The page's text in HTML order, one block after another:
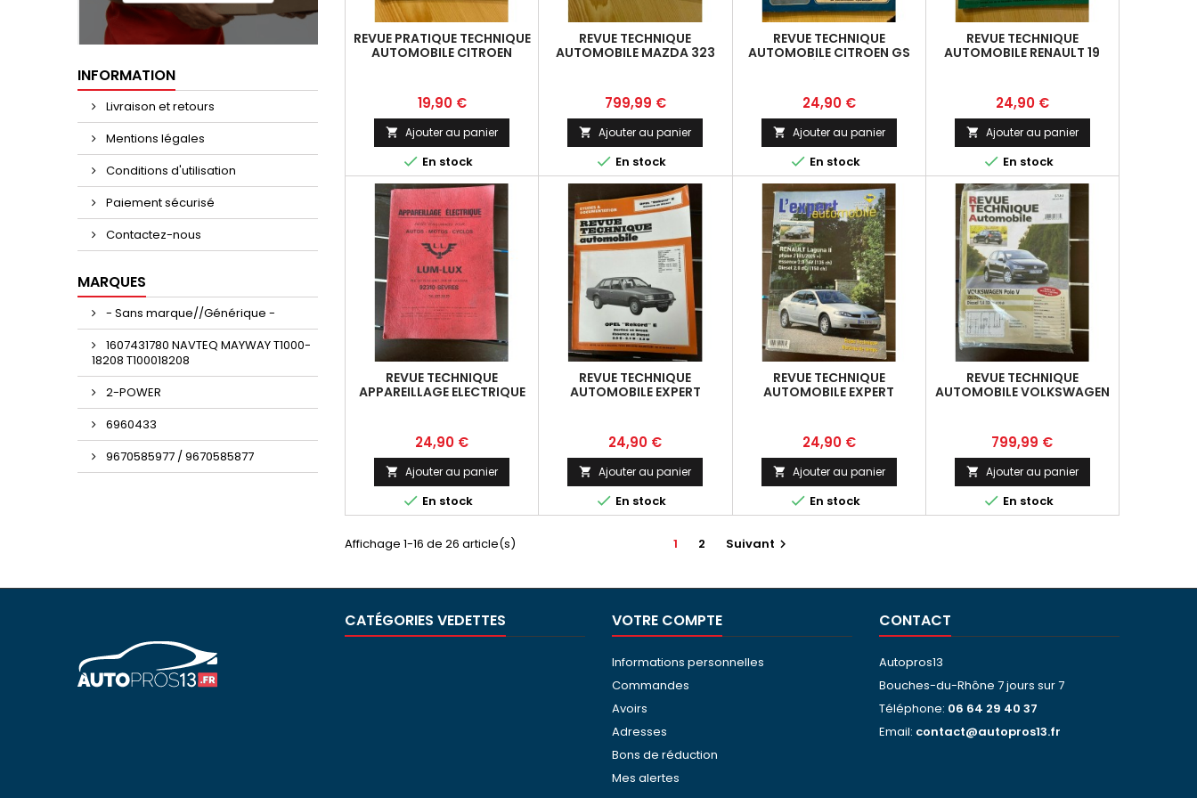
INFORMATION
Livraison et retours
Mentions légales
Conditions d'utilisation
Paiement sécurisé
Contactez-nous
MARQUES
- Sans marque//Générique -
1607431780 NAVTEQ MAYWAY T1000-
18208 T100018208
2-POWER
6960433
9670585977 / 9670585877
REVUE PRATIQUE TECHNIQUE
AUTOMOBILE CITROEN
Prix
19,90 €
 Ajouter au panier
 En stock
REVUE TECHNIQUE
AUTOMOBILE MAZDA 323
Prix
799,99 €
 Ajouter au panier
 En stock
REVUE TECHNIQUE
AUTOMOBILE CITROEN GS
Prix
24,90 €
 Ajouter au panier
 En stock
REVUE TECHNIQUE
AUTOMOBILE RENAULT 19
Prix
24,90 €
 Ajouter au panier
 En stock
REVUE TECHNIQUE
APPAREILLAGE ELECTRIQUE
Prix
24,90 €
 Ajouter au panier
 En stock
REVUE TECHNIQUE
AUTOMOBILE EXPERT
Prix
24,90 €
 Ajouter au panier
 En stock
REVUE TECHNIQUE
AUTOMOBILE EXPERT
Prix
24,90 €
 Ajouter au panier
 En stock
REVUE TECHNIQUE
AUTOMOBILE VOLKSWAGEN
Prix
799,99 €
 Ajouter au panier
 En stock
Affichage 1-16 de 26 article(s) 1 2 Suivant 
CATÉGORIES VEDETTES VOTRE COMPTE
Informations personnelles
Commandes
Avoirs
Adresses
Bons de réduction
Mes alertes
CONTACT
Autopros13
Bouches-du-Rhône 7 jours sur 7
Téléphone: 06 64 29 40 37
Email: contact@autopros13.fr